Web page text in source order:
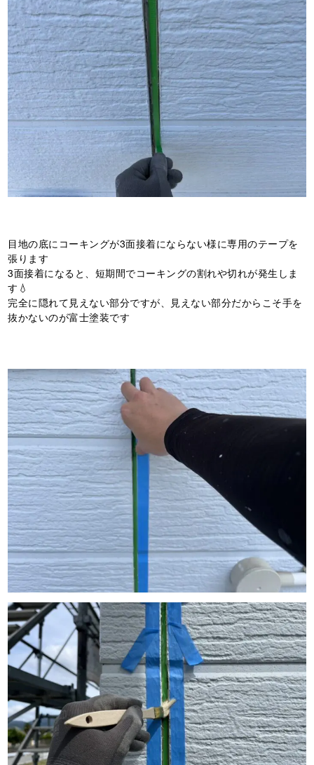
目地の底にコーキングが3面接着にならない様に専用のテープを
張ります
3面接着になると、短期間でコーキングの割れや切れが発生しま
す💧
完全に隠れて見えない部分ですが、見えない部分だからこそ手を
抜かないのが富士塗装です